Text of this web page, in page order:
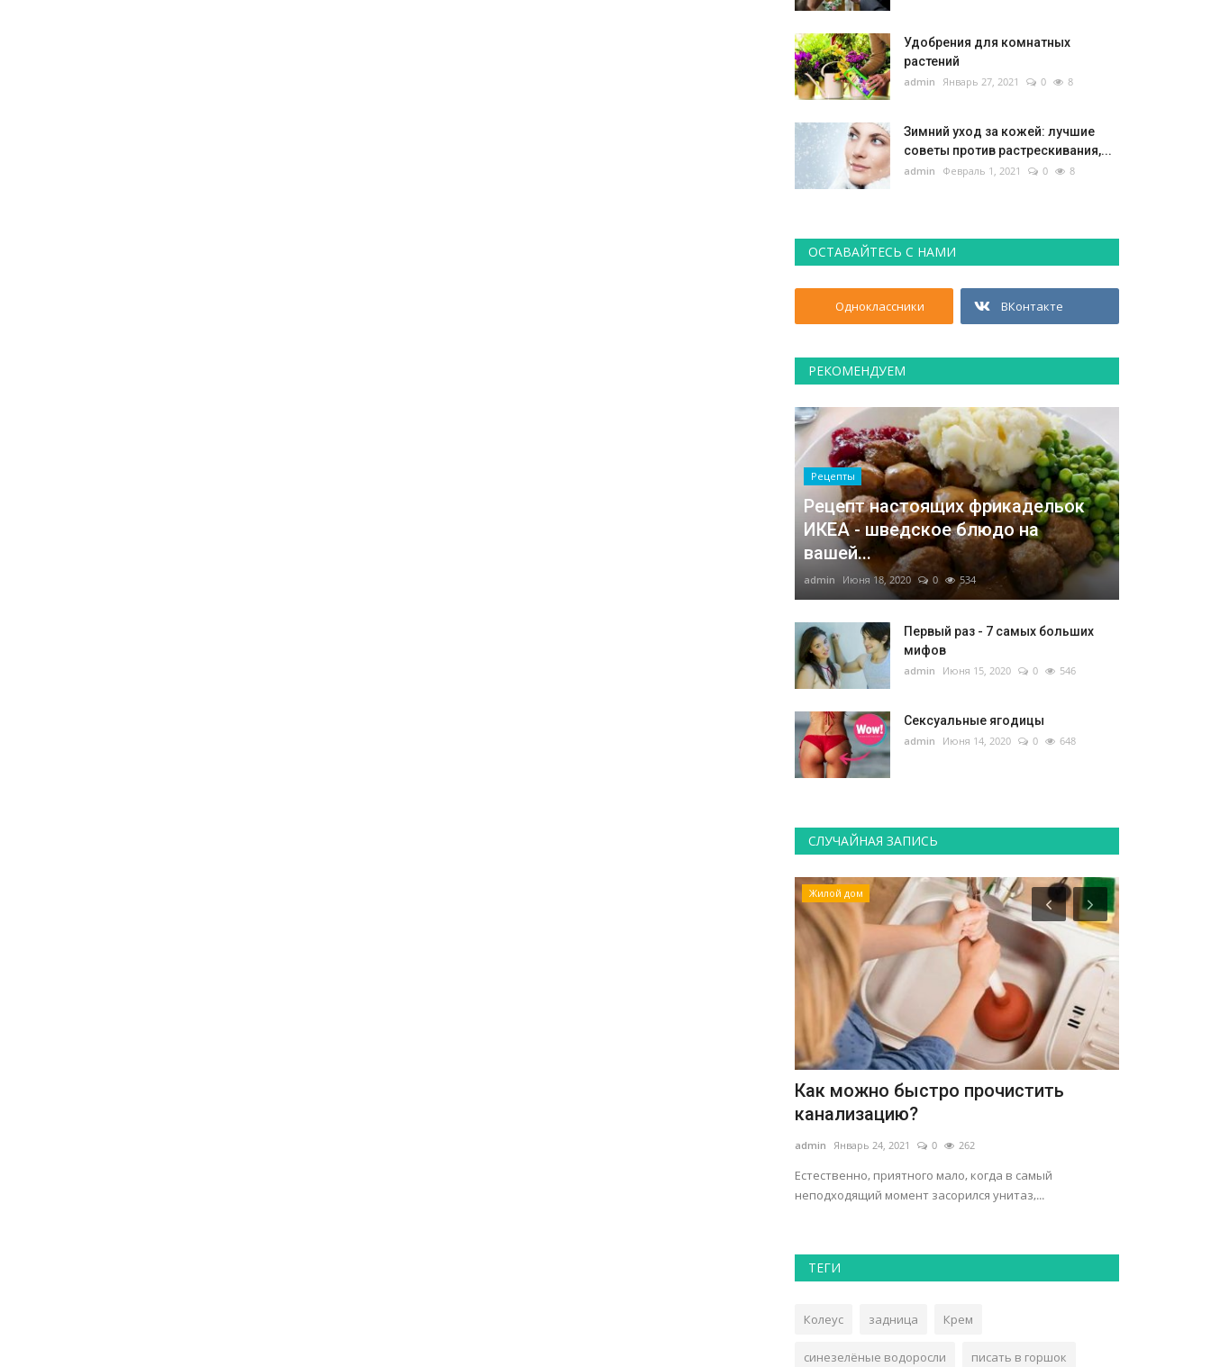
Удобрения для комнатных
растений
admin Январь 27, 2021 0 8
Зимний уход за кожей: лучшие
советы против растрескивания,...
admin Февраль 1, 2021 0 8
ОСТАВАЙТЕСЬ С НАМИ
Одноклассники ВКонтакте
РЕКОМЕНДУЕМ
Рецепты
Рецепт настоящих фрикадельок
ИКЕА - шведское блюдо на
вашей...
admin Июня 18, 2020 0 534
Первый раз - 7 самых больших
мифов
admin Июня 15, 2020 0 546
Сексуальные ягодицы
admin Июня 14, 2020 0 648
СЛУЧАЙНАЯ ЗАПИСЬ
Жилой дом
Как можно быстро прочистить
канализацию?
admin Январь 24, 2021 0 262
Естественно, приятного мало, когда в самый
неподходящий момент засорился унитаз,...
ТЕГИ
Колеус задница Крем
синезелёные водоросли писать в горшок